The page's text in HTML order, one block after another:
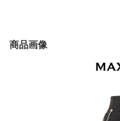
商品画像